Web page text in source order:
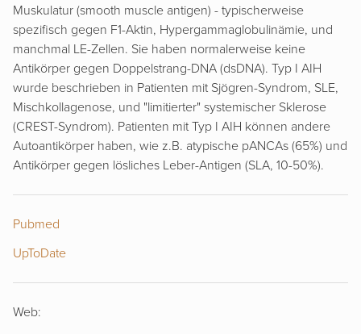
Muskulatur (smooth muscle antigen) - typischerweise
spezifisch gegen F1-Aktin, Hypergammaglobulinämie, und
manchmal LE-Zellen. Sie haben normalerweise keine
Antikörper gegen Doppelstrang-DNA (dsDNA). Typ I AIH
wurde beschrieben in Patienten mit Sjögren-Syndrom, SLE,
Mischkollagenose, und "limitierter" systemischer Sklerose
(CREST-Syndrom). Patienten mit Typ I AIH können andere
Autoantikörper haben, wie z.B. atypische pANCAs (65%) und
Antikörper gegen lösliches Leber-Antigen (SLA, 10-50%).
Pubmed
UpToDate
Web: